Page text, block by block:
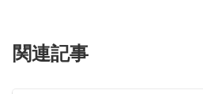
関連記事